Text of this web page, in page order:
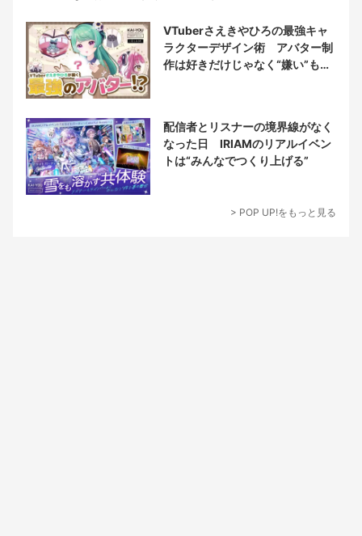
VTuberさえきやひろの最強キャ
ラクターデザイン術 アバター制
作は好きだけじゃなく“嫌い”もブ
配信者とリスナーの境界線がなく
なった日 IRIAMのリアルイベン
トは“みんなでつくり上げる”
> POP UP!をもっと見る